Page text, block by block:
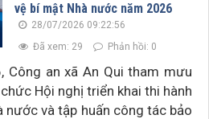
vệ bí mật Nhà nước năm 2026
28/07/2026 09:22:56
Đã xem: 29
Phản hồi: 0
Công an xã An Qui tham mưu
Hội nghị triển khai thi hành
nước và tập huấn công tác bảo